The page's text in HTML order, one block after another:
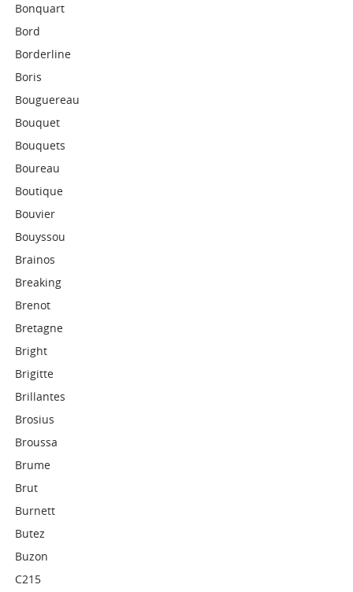
Bonquart
Bord
Borderline
Boris
Bouguereau
Bouquet
Bouquets
Boureau
Boutique
Bouvier
Bouyssou
Brainos
Breaking
Brenot
Bretagne
Bright
Brigitte
Brillantes
Brosius
Broussa
Brume
Brut
Burnett
Butez
Buzon
C215